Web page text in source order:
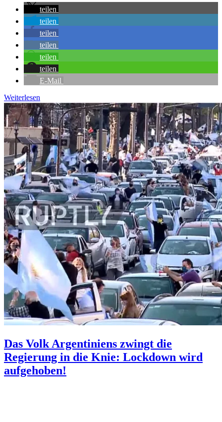
teilen
teilen
teilen
teilen
teilen
teilen
E-Mail
Weiterlesen
Das Volk Argentiniens zwingt die
Regierung in die Knie: Lockdown wird
aufgehoben!